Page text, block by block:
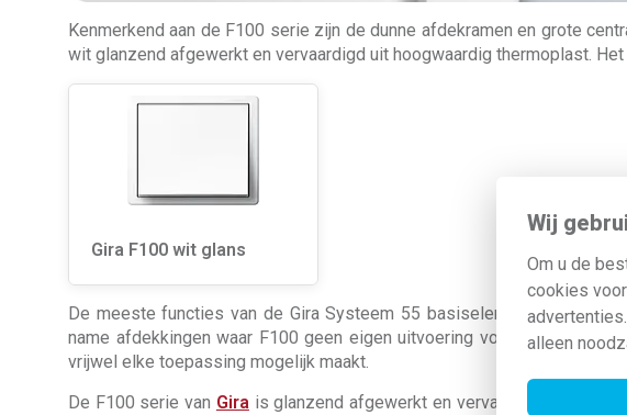
Wij
Om u de
cookies
alleen
Kenmerkend aan de F100 serie zijn de dunne afdekramen en grote
wit glanzend afgewerkt en vervaardigd uit hoogwaardig thermoplast.
Gira F100 wit glans
De meeste functies van de Gira Systeem 55 basiselementen zijn
name afdekkingen waar F100 geen eigen uitvoering voor heeft, is er
vrijwel elke toepassing mogelijk maakt.
De F100 serie van Girais glanzend afgewerkt en vervaardigd uit